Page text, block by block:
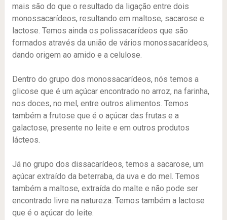
mais são do que o resultado da ligação entre dois
monossacarídeos, resultando em maltose, sacarose e
lactose. Temos ainda os polissacarídeos que são
formados através da união de vários monossacarídeos,
dando origem ao amido e a celulose.
Dentro do grupo dos monossacarídeos, nós temos a
glicose que é um açúcar encontrado no arroz, na farinha,
nos doces, no mel, entre outros alimentos. Temos
também a frutose que é o açúcar das frutas e a
galactose, presente no leite e em outros produtos
lácteos.
Já no grupo dos dissacarídeos, temos a sacarose, um
açúcar extraído da beterraba, da uva e do mel. Temos
também a maltose, extraída do malte e não pode ser
encontrado livre na natureza. Temos também a lactose
que é o açúcar do leite.